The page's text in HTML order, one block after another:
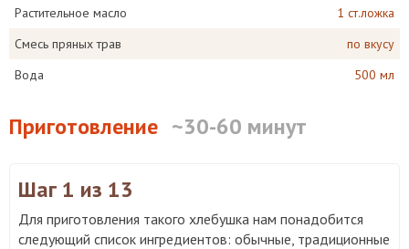
Растительное масло
1 ст.ложка
Смесь пряных трав
по вкусу
Вода
500 мл
Приготовление ~30-60 минут
Шаг 1 из 13
Для приготовления такого хлебушка нам понадобится
следующий список ингредиентов: обычные, традиционные